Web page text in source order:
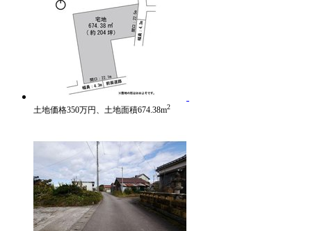
土地価格350万円、土地面積674.38m2